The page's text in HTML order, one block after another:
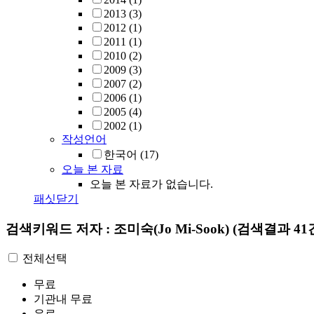
2013 (3)
2012 (1)
2011 (1)
2010 (2)
2009 (3)
2007 (2)
2006 (1)
2005 (4)
2002 (1)
작성언어
한국어 (17)
오늘 본 자료
오늘 본 자료가 없습니다.
패싯닫기
검색키워드 저자 : 조미숙(Jo Mi-Sook) (검색결과 41
전체선택
무료
기관내 무료